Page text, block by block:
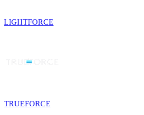
LIGHTFORCE
TRUEFORCE